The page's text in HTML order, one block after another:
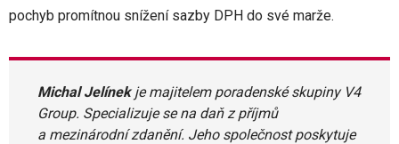
pochyb promítnou snížení sazby DPH do své marže.
Michal Jelínekje majitelem poradenské skupiny V4
Group. Specializuje se na daň z příjmů
a mezinárodní zdanění. Jeho společnost poskytuje